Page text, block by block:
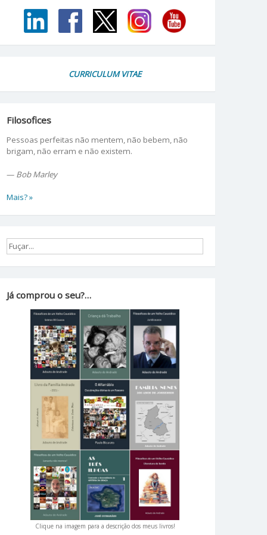
CURRICULUM VITAE
Filosofices
Pessoas perfeitas não mentem, não bebem, não
brigam, não erram e não existem.
— Bob Marley
Mais? »
Já comprou o seu?…
Clique na imagem para a descrição dos meus livros!